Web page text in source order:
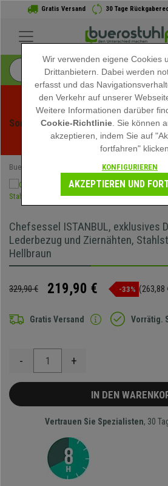
Gratis Versand 30 Tage
Sommerschlussverauf bei
für kurze Zeit - Aktion
Buerostuhlpro Chefsessel
Chefsessel ISTANBUL, exklusives
Lederbezug und Ziernähten,
Hellbraun
329,90 € 219,90 € -33% (263,88
Gratis Versand Vorrätig.
- +
IN DEN
Vertrauen Sie Spezialisten, 30
Wir verwenden eigene Cookies
Drittanbietern. Dabei werden
erfasst und das
den Verkehr auf unserer
Weitere Informationen darüber
Cookie-Richtlinie . Sie können
akzeptieren, indem Sie auf
fortfahren" klicken.
KONFIGURIEREN
AKZEPTIEREN UND